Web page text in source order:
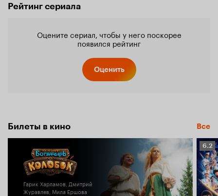
Рейтинг сериала
Оцените сериал, чтобы у него поскорее
появился рейтинг
Оценить
Билеты в кино Все
Гарик Харламов, Дмитрий
Журавлев, Мила Ершова
6.2
6.2